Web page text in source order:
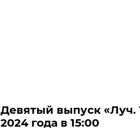
Девятый выпуск «Луч.
2024 года в 15:00